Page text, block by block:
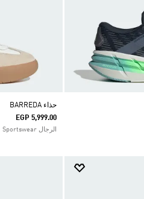
حذاء BARREDA
EGP 5,999.00
الرجال Sportswear